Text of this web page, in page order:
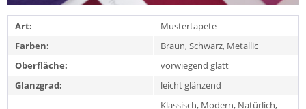
Art:
Mustertapete
Farben:
Braun, Schwarz, Metallic
Oberfläche:
vorwiegend glatt
Glanzgrad:
leicht glänzend
Klassisch, Modern, Natürlich,